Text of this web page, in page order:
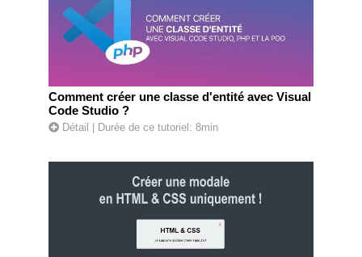
Comment créer une classe d'entité avec Visual
Code Studio ?
Détail | Durée de ce tutoriel: 8min